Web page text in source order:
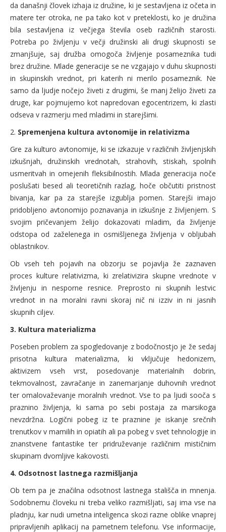
da današnji človek izhaja iz družine, ki je sestavljena iz očeta in
matere ter otroka, ne pa tako kot v preteklosti, ko je družina
bila sestavljena iz večjega števila oseb različnih starosti.
Potreba po življenju v večji družinski ali drugi skupnosti se
zmanjšuje, saj družba omogoča življenje posameznika tudi
brez družine. Mlade generacije se ne vzgajajo v duhu skupnosti
in skupinskih vrednot, pri katerih ni merilo posameznik. Ne
samo da ljudje nočejo živeti z drugimi, še manj želijo živeti za
druge, kar pojmujemo kot napredovan egocentrizem, ki zlasti
odseva v razmerju med mladimi in starejšimi.
2. Spremenjena kultura avtonomije in relativizma
Gre za kulturo avtonomije, ki se izkazuje v različnih življenjskih
izkušnjah, družinskih vrednotah, strahovih, stiskah, spolnih
usmeritvah in omejenih fleksibilnostih. Mlada generacija noče
poslušati besed ali teoretičnih razlag, hoče občutiti pristnost
bivanja, kar pa za starejše izgublja pomen. Starejši imajo
pridobljeno avtonomijo poznavanja in izkušnje z življenjem. S
svojim pričevanjem želijo dokazovati mladim, da življenje
odstopa od zaželenega in osmišljenega življenja v obljubah
oblastnikov.
Ob vseh teh pojavih na obzorju se pojavlja že zaznaven
proces kulture relativizma, ki zrelativizira skupne vrednote v
življenju in nesporne resnice. Preprosto ni skupnih lestvic
vrednot in na moralni ravni skoraj nič ni izziv in ni jasnih
skupnih ciljev.
3. Kultura materializma
Poseben problem za spogledovanje z bodočnostjo je že sedaj
prisotna kultura materializma, ki vključuje hedonizem,
aktivizem vseh vrst, posedovanje materialnih dobrin,
tekmovalnost, zavračanje in zanemarjanje duhovnih vrednot
ter omalovaževanje moralnih vrednot. Vse to pa ljudi sooča s
praznino življenja, ki sama po sebi postaja za marsikoga
nevzdržna. Logični pobeg iz te praznine je iskanje srečnih
trenutkov v mamilih in opiatih ali pa pobeg v svet tehnologije in
znanstvene fantastike ter pridruževanje različnim mističnim
skupinam dvomljive kakovosti.
4. Odsotnost lastnega razmišljanja
Ob tem pa je značilna odsotnost lastnega stališča in mnenja.
Sodobnemu človeku ni treba veliko razmišljati, saj ima vse na
pladnju, kar nudi umetna inteligenca skozi razne oblike vnaprej
pripravljenih aplikacij na pametnem telefonu. Vse informacije,